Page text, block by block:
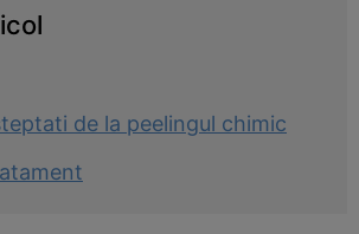
de la peelingul chimic